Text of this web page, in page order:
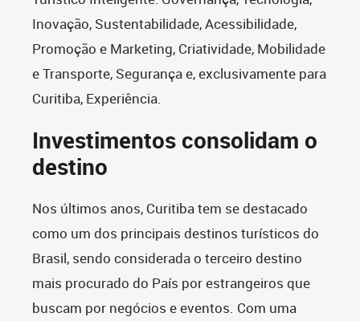
Inovação, Sustentabilidade, Acessibilidade,
Promoção e Marketing, Criatividade, Mobilidade
e Transporte, Segurança e, exclusivamente para
Curitiba, Experiência.
Investimentos consolidam o
destino
Nos últimos anos, Curitiba tem se destacado
como um dos principais destinos turísticos do
Brasil, sendo considerada o terceiro destino
mais procurado do País por estrangeiros que
buscam por negócios e eventos. Com uma